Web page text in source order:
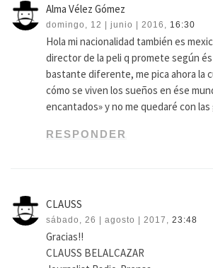
Alma Vélez Gómez
domingo, 12 | junio | 2016, 16:30
Hola mi nacionalidad también es
director de la peli q promete según
bastante diferente, me pica ahora la
cómo se viven los sueños en ése
encantados» y no me quedaré con
RESPONDER
CLAUSS
sábado, 26 | agosto | 2017, 23:48
Gracias!!
CLAUSS BELALCAZAR